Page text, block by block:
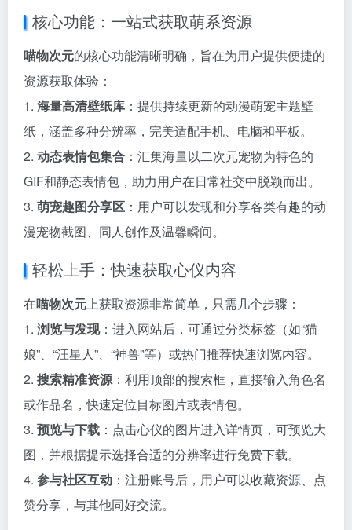
核心功能：一站式获取萌系资源
喵物次元的核心功能清晰明确，旨在为用户提供便捷的
资源获取体验：
1. 海量高清壁纸库 ：提供持续更新的动漫萌宠主题壁
纸，涵盖多种分辨率，完美适配手机、电脑和平板。
2. 动态表情包集合 ：汇集海量以二次元宠物为特色的
GIF和静态表情包，助力用户在日常社交中脱颖而出。
3. 萌宠趣图分享区 ：用户可以发现和分享各类有趣的动
漫宠物截图、同人创作及温馨瞬间。
轻松上手：快速获取心仪内容
在喵物次元上获取资源非常简单，只需几个步骤：
1. 浏览与发现：进入网站后，可通过分类标签（如“猫
娘”、“汪星人”、“神兽”等）或热门推荐快速浏览内容。
2. 搜索精准资源：利用顶部的搜索框，直接输入角色名
或作品名，快速定位目标图片或表情包。
3. 预览与下载 ：点击心仪的图片进入详情页，可预览大
图，并根据提示选择合适的分辨率进行免费下载。
4. 参与社区互动 ：注册账号后，用户可以收藏资源、点
赞分享，与其他同好交流。